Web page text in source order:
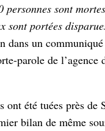
personnes sont
sont portées
dans un
parole de l’agence
ont été tuées près de
bilan de même